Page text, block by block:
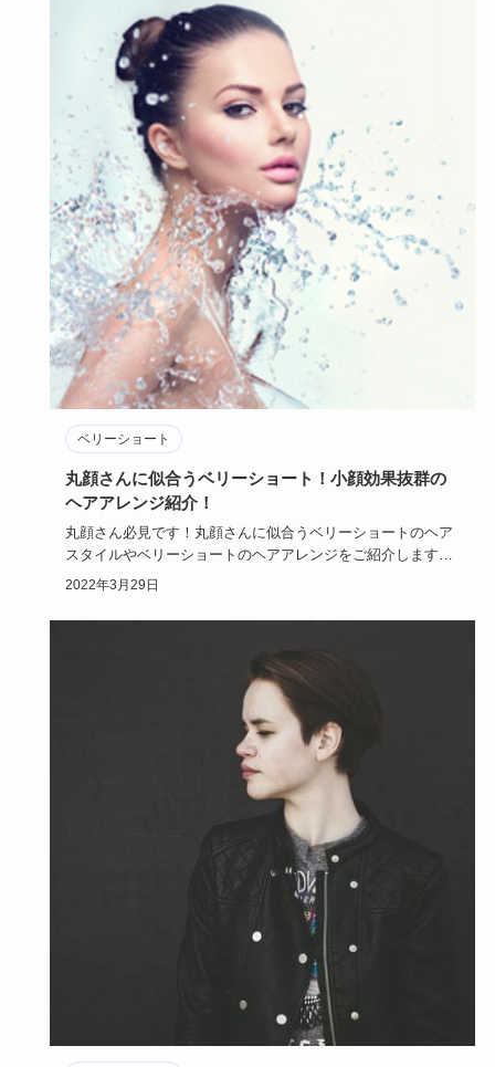
ベリーショート
丸顔さんに似合うベリーショート！小顔効果抜群の
ヘアアレンジ紹介！
丸顔さん必見です！丸顔さんに似合うベリーショートのヘア
スタイルやベリーショートのヘアアレンジをご紹介します！
ボーイッシュな…
2022年3月29日